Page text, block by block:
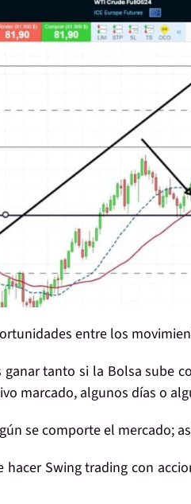
entre los
ganar tanto si la Bolsa sube
marcado, algunos días o
se comporte el mercado;
hacer Swing trading con